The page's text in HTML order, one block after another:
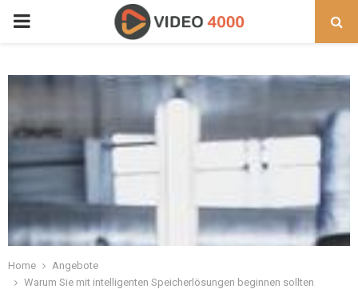
PRIMARY
Home
Angebote
Warum Sie mit intelligenten Speicherlösungen beginnen sollten